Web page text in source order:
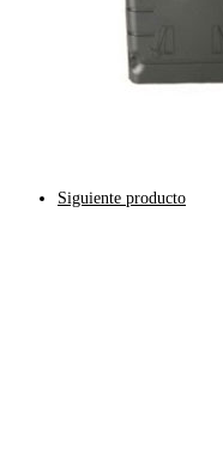
Siguiente producto